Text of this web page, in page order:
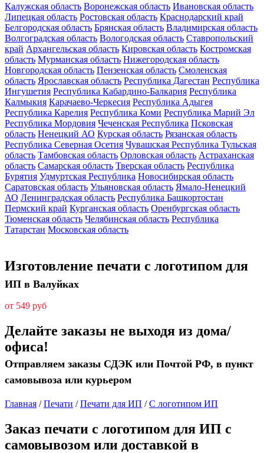
Калужская область Воронежская область Ивановская область
Липецкая область Ростовская область Краснодарский край
Белгородская область Брянская область Владимирская область
Волгоградская область Вологодская область Ставропольский
край Архангельская область Кировская область Костромская
область Мурманская область Нижегородская область
Новгородская область Пензенская область Смоленская
область Ярославская область Республика Дагестан Республика
Ингушетия Республика Кабардино-Балкария Республика
Калмыкия Карачаево-Черкесия Республика Адыгея
Республика Карелия Республика Коми Республика Марий Эл
Республика Мордовия Чеченская Республика Псковская
область Ненецкий АО Курская область Рязанская область
Республика Северная Осетия Чувашская Республика Тульская
область Тамбовская область Орловская область Астраханская
область Самарская область Тверская область Республика
Бурятия Удмуртская Республика Новосибирская область
Саратовская область Ульяновская область Ямало-Ненецкий
АО Ленинградская область Республика Башкортостан
Пермский край Курганская область Оренбургская область
Тюменская область Челябинская область Республика
Татарстан Московская область
Изготовление печати с логотипом для
ИП в Валуйках
от 549 руб
Делайте заказы не выходя из дома/
офиса!
Отправляем заказы СДЭК или Почтой РФ, в пункт
самовывоза или курьером
Главная /Печати /Печати для ИП /С логотипом ИП
Заказ печати с логотипом для ИП с
самовывозом или доставкой в